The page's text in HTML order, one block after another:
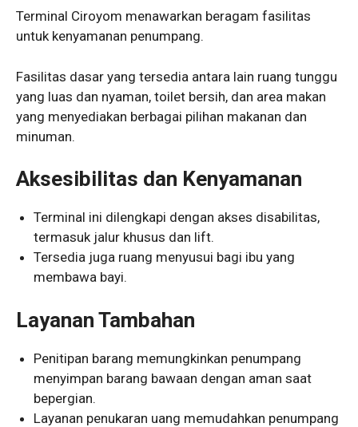
Terminal Ciroyom menawarkan beragam fasilitas
untuk kenyamanan penumpang.
Fasilitas dasar yang tersedia antara lain ruang tunggu
yang luas dan nyaman, toilet bersih, dan area makan
yang menyediakan berbagai pilihan makanan dan
minuman.
Aksesibilitas dan Kenyamanan
Terminal ini dilengkapi dengan akses disabilitas,
termasuk jalur khusus dan lift.
Tersedia juga ruang menyusui bagi ibu yang
membawa bayi.
Layanan Tambahan
Penitipan barang memungkinkan penumpang
menyimpan barang bawaan dengan aman saat
bepergian.
Layanan penukaran uang memudahkan penumpang